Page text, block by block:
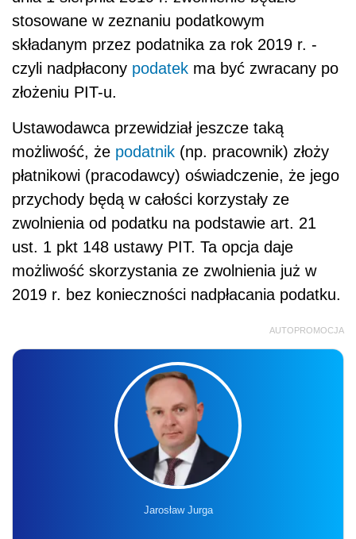
stosowane w zeznaniu podatkowym
składanym przez podatnika za rok 2019 r. -
czyli nadpłacony podatek ma być zwracany po
złożeniu PIT-u.
Ustawodawca przewidział jeszcze taką
możliwość, że podatnik (np. pracownik) złoży
płatnikowi (pracodawcy) oświadczenie, że jego
przychody będą w całości korzystały ze
zwolnienia od podatku na podstawie art. 21
ust. 1 pkt 148 ustawy PIT. Ta opcja daje
możliwość skorzystania ze zwolnienia już w
2019 r. bez konieczności nadpłacania podatku.
AUTOPROMOCJA
Jarosław Jurga